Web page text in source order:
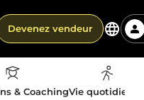
Devenez vendeur
& CoachingVie